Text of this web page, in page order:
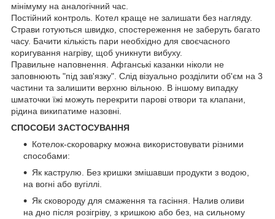
мінімуму на аналогічний час.
Постійний контроль. Котел краще не залишати без нагляду.
Страви готуються швидко, спостереження не заберуть багато
часу. Бачити кількість пари необхідно для своєчасного
коригування нагріву, щоб уникнути вибуху.
Правильне наповнення. Афганські казанки ніколи не
заповнюють "під зав'язку". Слід візуально розділити об'єм на 3
частини та залишити верхню вільною. В іншому випадку
шматочки їжі можуть перекрити парові отвори та клапани,
рідина википатиме назовні.
СПОСОБИ ЗАСТОСУВАННЯ
Котелок-скороварку можна використовувати різними
способами:
Як каструлю. Без кришки змішавши продукти з водою,
на вогні або вугіллі.
Як сковороду для смаження та гасіння. Налив оливи
на дно після розігріву, з кришкою або без, на сильному